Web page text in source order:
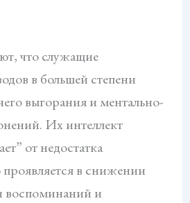
что служащие
в большей степени
выгорания и ментально-
Их интеллект
от недостатка
в снижении
воспоминаний и